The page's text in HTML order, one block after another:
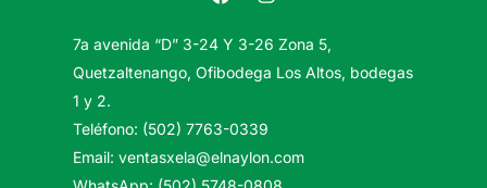
7a avenida “D” 3-24 Y 3-26 Zona 5,
Quetzaltenango, Ofibodega Los Altos, bodegas
1 y 2.
Teléfono: (502) 7763-0339
Email: ventasxela@elnaylon.com